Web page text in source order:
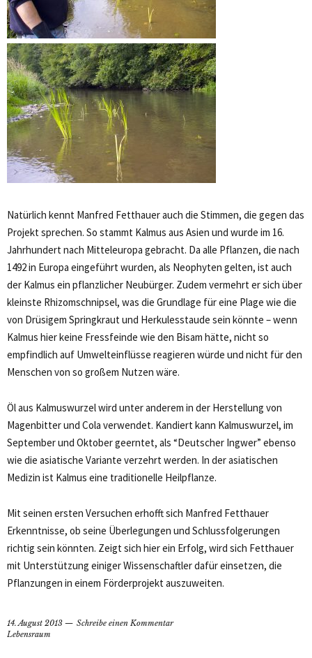
Natürlich kennt Manfred Fetthauer auch die Stimmen, die gegen das
Projekt sprechen. So stammt Kalmus aus Asien und wurde im 16.
Jahrhundert nach Mitteleuropa gebracht. Da alle Pflanzen, die nach
1492 in Europa eingeführt wurden, als Neophyten gelten, ist auch
der Kalmus ein pflanzlicher Neubürger. Zudem vermehrt er sich über
kleinste Rhizomschnipsel, was die Grundlage für eine Plage wie die
von Drüsigem Springkraut und Herkulesstaude sein könnte – wenn
Kalmus hier keine Fressfeinde wie den Bisam hätte, nicht so
empfindlich auf Umwelteinflüsse reagieren würde und nicht für den
Menschen von so großem Nutzen wäre.
Öl aus Kalmuswurzel wird unter anderem in der Herstellung von
Magenbitter und Cola verwendet. Kandiert kann Kalmuswurzel, im
September und Oktober geerntet, als “Deutscher Ingwer” ebenso
wie die asiatische Variante verzehrt werden. In der asiatischen
Medizin ist Kalmus eine traditionelle Heilpflanze.
Mit seinen ersten Versuchen erhofft sich Manfred Fetthauer
Erkenntnisse, ob seine Überlegungen und Schlussfolgerungen
richtig sein könnten. Zeigt sich hier ein Erfolg, wird sich Fetthauer
mit Unterstützung einiger Wissenschaftler dafür einsetzen, die
Pflanzungen in einem Förderprojekt auszuweiten.
14. August 2013
Schreibe einen Kommentar
Lebensraum